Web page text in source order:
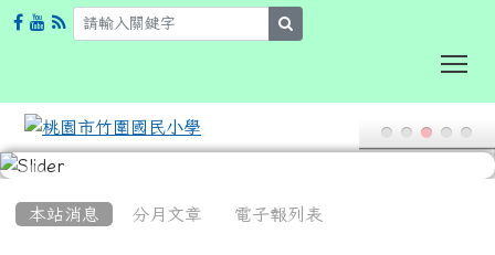
本站消息 分月文章 電子報列表